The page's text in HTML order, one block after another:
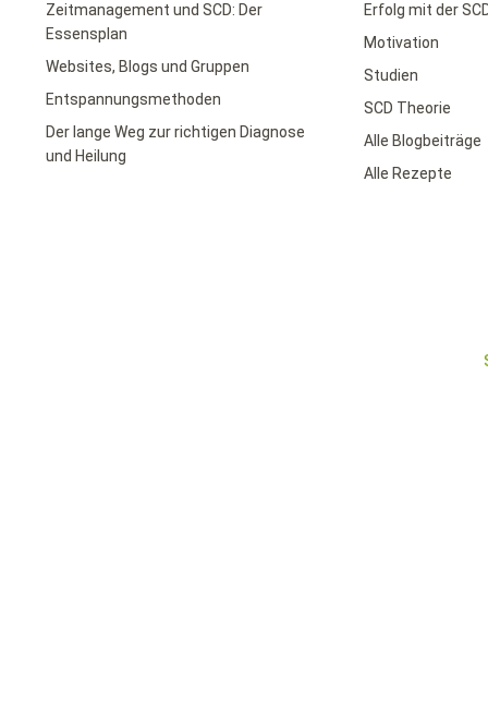
Zeitmanagement und SCD: Der
Essensplan
Websites, Blogs und Gruppen
Entspannungsmethoden
Der lange Weg zur richtigen Diagnose
und Heilung
Erfolg mit der
Motivation
Studien
SCD Theorie
Alle Blogbeiträge
Alle Rezepte